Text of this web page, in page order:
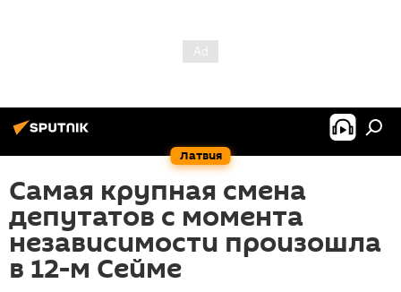
Латвия
Самая крупная смена
депутатов с момента
независимости произошла
в 12-м Сейме